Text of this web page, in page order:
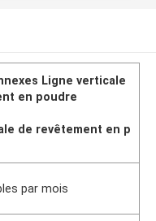
Ligne verticale
en poudre
de revêtement en p
par mois